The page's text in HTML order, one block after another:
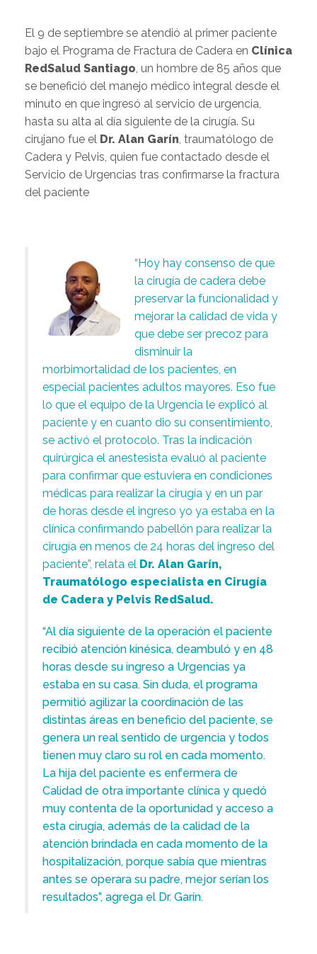
El 9 de septiembre se atendió al primer paciente
bajo el Programa de Fractura de Cadera en Clínica
RedSalud Santiago, un hombre de 85 años que
se benefició del manejo médico integral desde el
minuto en que ingresó al servicio de urgencia,
hasta su alta al día siguiente de la cirugía. Su
cirujano fue el Dr. Alan Garín, traumatólogo de
Cadera y Pelvis, quien fue contactado desde el
Servicio de Urgencias tras confirmarse la fractura
del paciente
“Hoy hay consenso de que
la cirugía de cadera debe
preservar la funcionalidad y
mejorar la calidad de vida y
que debe ser precoz para
disminuir la
morbimortalidad de los pacientes, en
especial pacientes adultos mayores. Eso fue
lo que el equipo de la Urgencia le explicó al
paciente y en cuanto dio su consentimiento,
se activó el protocolo. Tras la indicación
quirúrgica el anestesista evaluó al paciente
para confirmar que estuviera en condiciones
médicas para realizar la cirugía y en un par
de horas desde el ingreso yo ya estaba en la
clínica confirmando pabellón para realizar la
cirugía en menos de 24 horas del ingreso del
paciente”, relata el Dr. Alan Garín,
Traumatólogo especialista en Cirugía
de Cadera y Pelvis RedSalud.
“Al día siguiente de la operación el paciente
recibió atención kinésica, deambuló y en 48
horas desde su ingreso a Urgencias ya
estaba en su casa. Sin duda, el programa
permitió agilizar la coordinación de las
distintas áreas en beneficio del paciente, se
genera un real sentido de urgencia y todos
tienen muy claro su rol en cada momento.
La hija del paciente es enfermera de
Calidad de otra importante clínica y quedó
muy contenta de la oportunidad y acceso a
esta cirugía, además de la calidad de la
atención brindada en cada momento de la
hospitalización, porque sabía que mientras
antes se operara su padre, mejor serían los
resultados”, agrega el Dr. Garín.